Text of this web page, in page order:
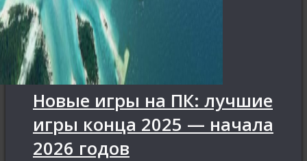
Новые игры на ПК: лучшие
игры конца 2025 — начала
2026 годов